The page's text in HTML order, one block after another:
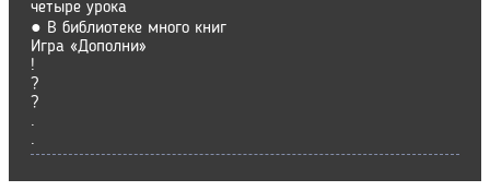
четыре урока
● В библиотеке много книг
Игра «Дополни»
!
?
?
.
.